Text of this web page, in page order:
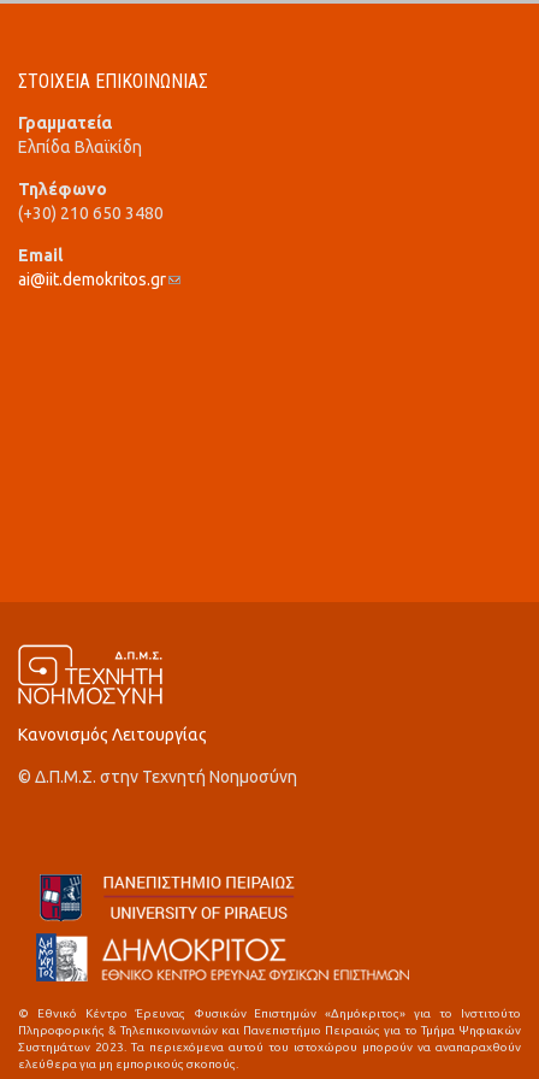
ΣΤΟΙΧΕΙΑ ΕΠΙΚΟΙΝΩΝΙΑΣ
Γραμματεία
Ελπίδα Βλαϊκίδη
Τηλέφωνο
(+30) 210 650 3480
Email
ai@iit.demokritos.gr(link sends e-mail)
Κανονισμός Λειτουργίας
© Δ.Π.Μ.Σ. στην Τεχνητή Νοημοσύνη
© Εθνικό Κέντρο Έρευνας Φυσικών Επιστημών «Δημόκριτος» για το Ινστιτούτο
Πληροφορικής & Τηλεπικοινωνιών και Πανεπιστήμιο Πειραιώς για το Τμήμα Ψηφιακών
Συστημάτων 2023. Τα περιεχόμενα αυτού του ιστοχώρου μπορούν να αναπαραχθούν
ελεύθερα για μη εμπορικούς σκοπούς.